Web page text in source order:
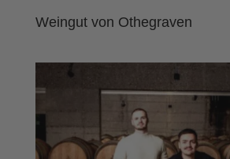
Weingut von Othegraven